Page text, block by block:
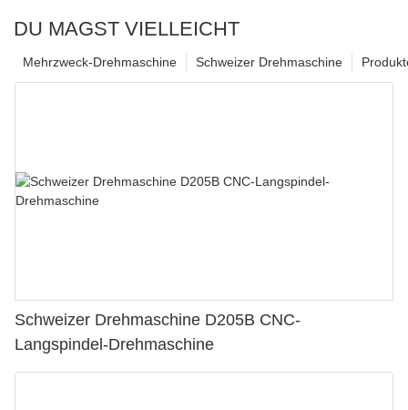
DU MAGST VIELLEICHT
Schweizer Drehmaschine
Mehrzweck-Drehmaschine
Schweizer Drehmaschine D205B CNC-
Langspindel-Drehmaschine